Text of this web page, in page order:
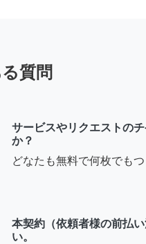
質問
サービスやリクエストの
か？
どなたも無料で何枚でも
本契約（依頼者様の前払
い。